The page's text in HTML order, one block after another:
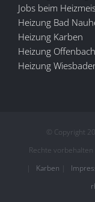
Jobs beim
Heizung Bad
Heizung Karben
Heizung Offenbach
Heizung
© Copyright
Rechte
Karben